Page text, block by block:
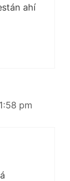
ahí
pm